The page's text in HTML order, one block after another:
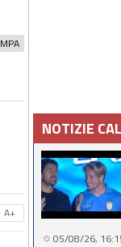
A+
NOTIZIE
05/08/26,